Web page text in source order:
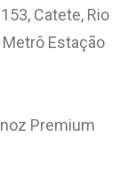
Catete, Rio
Estação
Premium